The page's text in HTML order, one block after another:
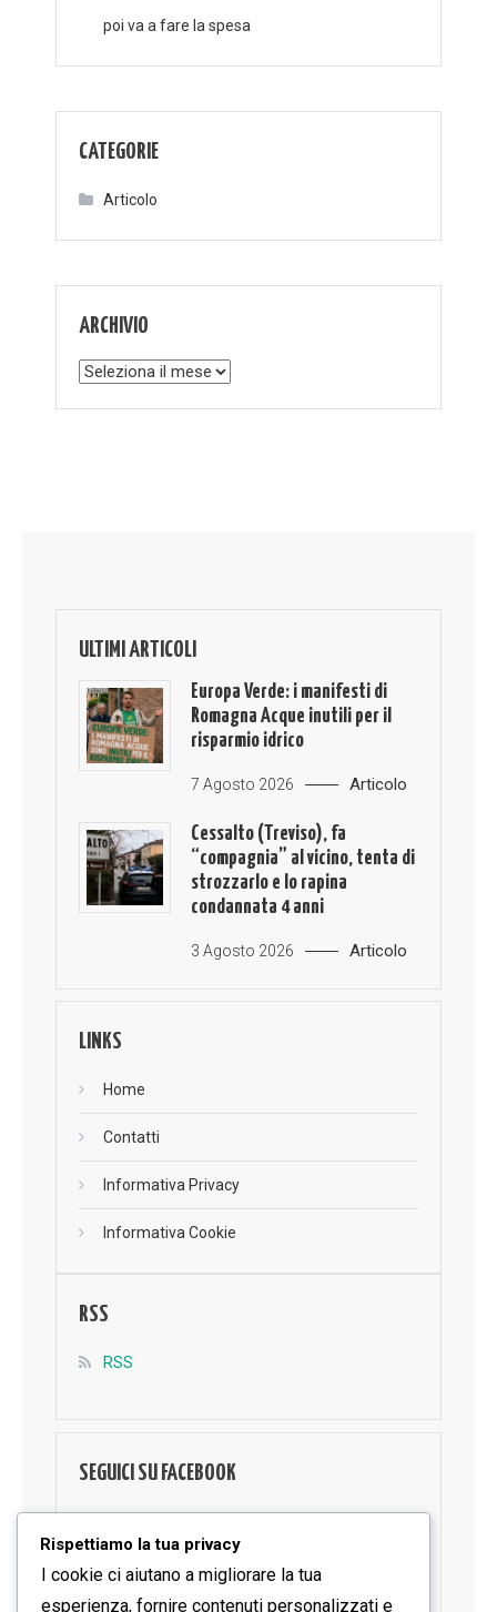
poi va a fare la spesa
CATEGORIE
Articolo
ARCHIVIO
Archivio
ULTIMI ARTICOLI
Europa Verde: i manifesti di
Romagna Acque inutili per il
risparmio idrico
7 Agosto 2026 Articolo
Cessalto (Treviso), fa
“compagnia” al vicino, tenta di
strozzarlo e lo rapina
condannata 4 anni
3 Agosto 2026 Articolo
LINKS
Home
Contatti
Informativa Privacy
Informativa Cookie
RSS
RSS
SEGUICI SU FACEBOOK
Rispettiamo la tua privacy
I cookie ci aiutano a migliorare la tua
esperienza, fornire contenuti personalizzati e